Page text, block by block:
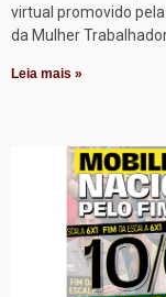
virtual promovido
da Mulher
Leia mais »